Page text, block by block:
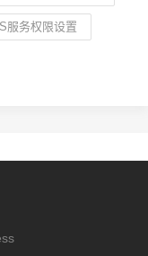
服务权限设置